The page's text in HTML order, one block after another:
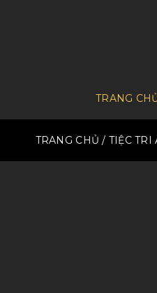
TRANG
TRANG CHỦ / TIỆC TRI